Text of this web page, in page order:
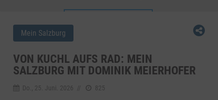
Mein Salzburg
VON KUCHL AUFS RAD: MEIN
SALZBURG MIT DOMINIK MEIERHOFER
Do., 25. Juni. 2026 825